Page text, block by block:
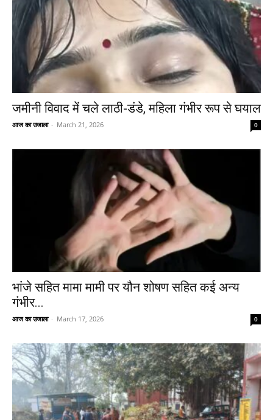
जमीनी विवाद में चले लाठी-डंडे, महिला गंभीर रूप से घयाल
आज का उजाला - March 21, 2026 0
भांजे सहित मामा मामी पर यौन शोषण सहित कई अन्य
गंभीर...
आज का उजाला - March 17, 2026 0